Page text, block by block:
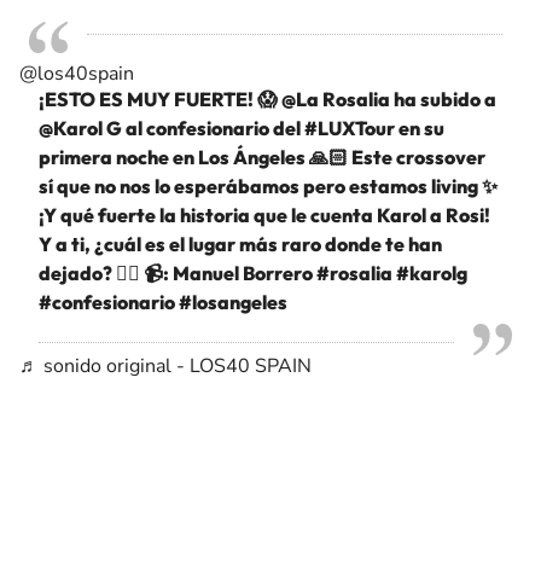
@los40spain
¡ESTO ES MUY FUERTE! 😱 @La Rosalia ha subido a
@Karol G al confesionario del#LUXTouren su
primera noche en Los Ángeles 🙏🏻 Este crossover
sí que no nos lo esperábamos pero estamos living ✨
¡Y qué fuerte la historia que le cuenta Karol a Rosi!
Y a ti, ¿cuál es el lugar más raro donde te han
dejado? 👇🏼 📹: Manuel Borrero#rosalia #karolg
#confesionario#losangeles
♬ sonido original - LOS40 SPAIN